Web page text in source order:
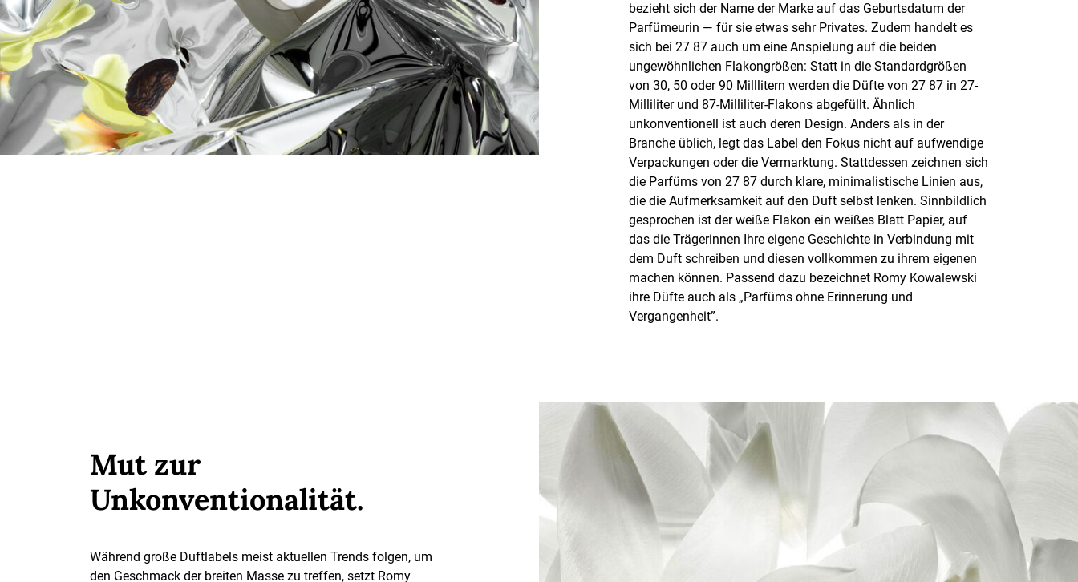
bezieht sich der Name der Marke auf das Geburtsdatum der
Parfümeurin — für sie etwas sehr Privates. Zudem handelt es
sich bei 27 87 auch um eine Anspielung auf die beiden
ungewöhnlichen Flakongrößen: Statt in die Standardgrößen
von 30, 50 oder 90 Milllitern werden die Düfte von 27 87 in 27-
Milliliter und 87-Milliliter-Flakons abgefüllt. Ähnlich
unkonventionell ist auch deren Design. Anders als in der
Branche üblich, legt das Label den Fokus nicht auf aufwendige
Verpackungen oder die Vermarktung. Stattdessen zeichnen sich
die Parfüms von 27 87 durch klare, minimalistische Linien aus,
die die Aufmerksamkeit auf den Duft selbst lenken. Sinnbildlich
gesprochen ist der weiße Flakon ein weißes Blatt Papier, auf
das die Trägerinnen Ihre eigene Geschichte in Verbindung mit
dem Duft schreiben und diesen vollkommen zu ihrem eigenen
machen können. Passend dazu bezeichnet Romy Kowalewski
ihre Düfte auch als „Parfüms ohne Erinnerung und
Vergangenheit”.
Mut zur
Unkonventionalität.
Während große Duftlabels meist aktuellen Trends folgen, um
den Geschmack der breiten Masse zu treffen, setzt Romy